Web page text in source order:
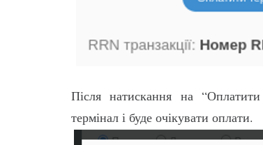
Після натискання на
термінал і буде очікувати оплати.